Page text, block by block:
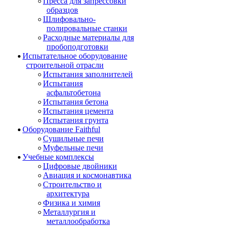
образцов
Шлифовально-
полировальные станки
Расходные материалы для
пробоподготовки
Испытательное оборудование
строительной отрасли
Испытания заполнителей
Испытания
асфальтобетона
Испытания бетона
Испытания цемента
Испытания грунта
Оборудование Faithful
Сушильные печи
Муфельные печи
Учебные комплексы
Цифровые двойники
Авиация и космонавтика
Строительство и
архитектура
Физика и химия
Металлургия и
металлообработка